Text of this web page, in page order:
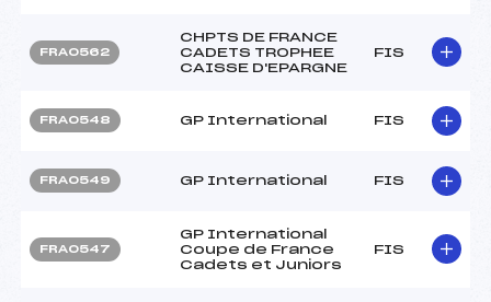
FRA0562
CHPTS DE FRANCE
CADETS TROPHEE
CAISSE D'EPARGNE
FIS
FRA0548 GP International FIS
FRA0549 GP International FIS
FRA0547
GP International
Coupe de France
Cadets et Juniors
FIS